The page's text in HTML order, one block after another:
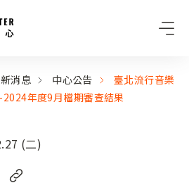
消息 中心公告
臺北流行音樂
年度9月檔期審查結果
(二)